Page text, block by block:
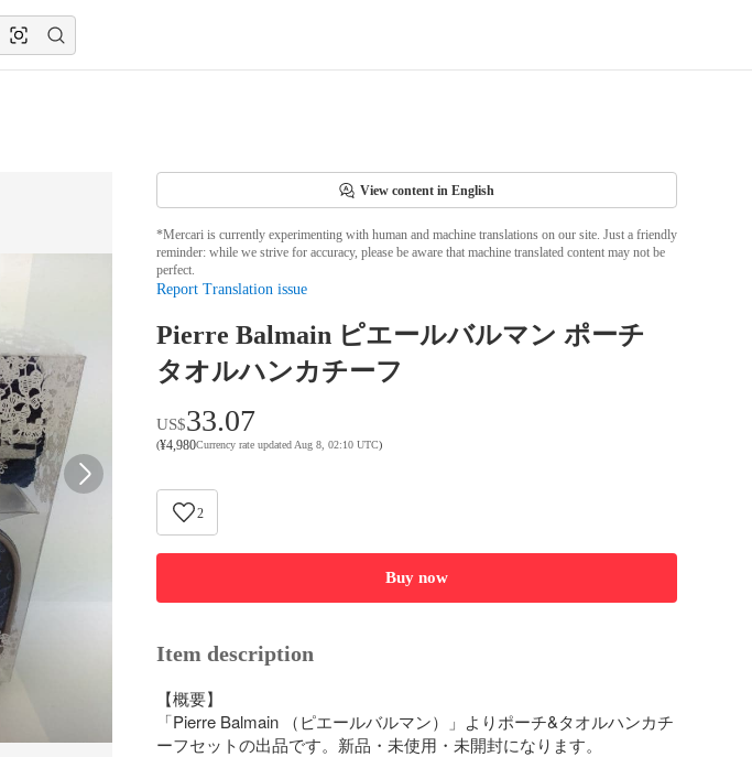
View content in English
*Mercari is currently experimenting with human and machine translations on our site. Just a friendly
reminder: while we strive for accuracy, please be aware that machine translated content may not be
perfect.
Report Translation issue
Pierre Balmain ピエールバルマン ポーチ
タオルハンカチーフ
US$33.07
(¥4,980Currency rate updated Aug 8, 02:10 UTC)
2
Buy now
Item description
【概要】
「Pierre Balmain （ピエールバルマン）」よりポーチ&タオルハンカチ
ーフセットの出品です。新品・未使用・未開封になります。